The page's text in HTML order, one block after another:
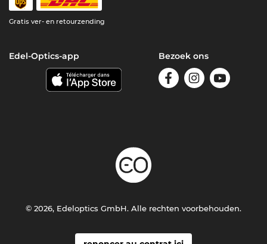
Gratis ver- en retourzending
Edel-Optics-app Bezoek ons
© 2026, Edeloptics GmbH. Alle rechten voorbehouden.